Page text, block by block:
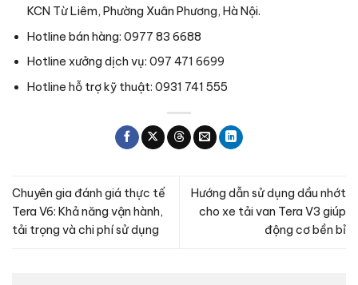
KCN Từ Liêm, Phường Xuân Phương, Hà Nội.
Hotline bán hàng: 0977 83 6688
Hotline xưởng dịch vụ: 097 471 6699
Hotline hỗ trợ kỹ thuật: 0931 741 555
Chuyên gia đánh giá thực tế
Tera V6: Khả năng vận hành,
tải trọng và chi phí sử dụng
Hướng dẫn sử dụng dầu nhớt
cho xe tải van Tera V3 giúp
động cơ bền bỉ